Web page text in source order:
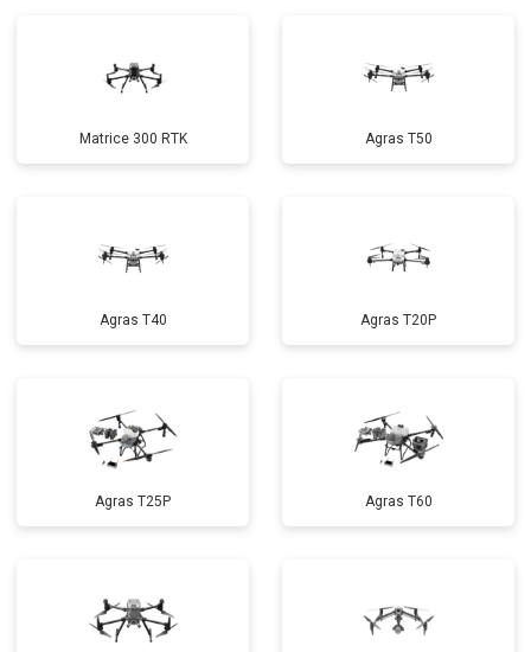
Matrice 300 RTK Agras T50
Agras T40 Agras T20P
Agras T25P Agras T60